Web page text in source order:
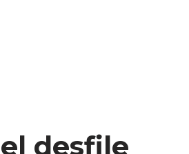
desfile